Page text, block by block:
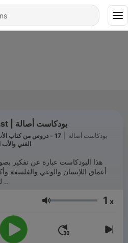
Asala Podcast | بودكاست أصالة
Asala Podcast |بودكاست أصالة
17 - دروس من كتاب
الغني والأب
هذا البودكاست عبارة عن تفكير
أعماق اللإنسان والوعي والفلسفة
لقناعات حقيقية نابعة من الداخل ..
Volume 1 x